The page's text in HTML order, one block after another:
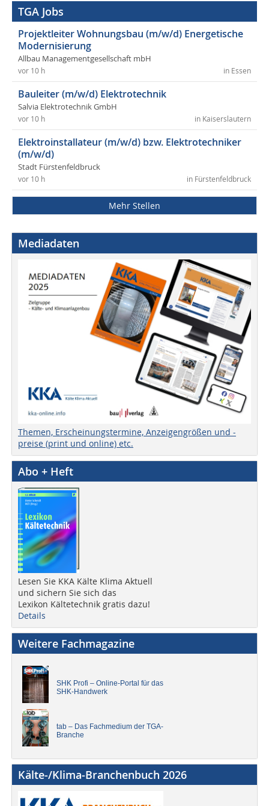
TGA Jobs
Projektleiter Wohnungsbau (m/w/d) Energetische
Modernisierung
Allbau Managementgesellschaft mbH
in Essen
vor 10 h
Bauleiter (m/w/d) Elektrotechnik
Salvia Elektrotechnik GmbH
in Kaiserslautern
vor 10 h
Elektroinstallateur (m/w/d) bzw. Elektrotechniker
(m/w/d)
Stadt Fürstenfeldbruck
in Fürstenfeldbruck
vor 10 h
Mehr Stellen
Mediadaten
Themen, Erscheinungstermine, Anzeigengrößen und -
preise (print und online) etc.
Abo + Heft
Lesen Sie KKA Kälte Klima Aktuell
und sichern Sie sich das
Lexikon Kältetechnik gratis dazu!
Details
Weitere Fachmagazine
SHK Profi – Online-Portal für das
SHK-Handwerk
tab – Das Fachmedium der TGA-
Branche
Kälte-/Klima-Branchenbuch 2026